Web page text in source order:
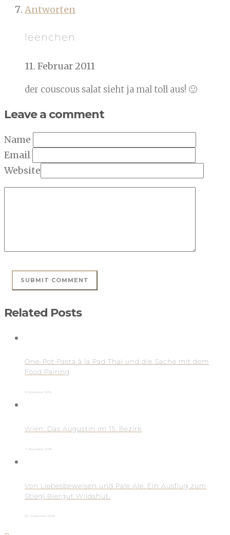
Antworten
leenchen
11. Februar 2011
der couscous salat sieht ja mal toll aus! 🙂
Leave a comment
Name
Email
Website
Related Posts
One-Pot Pasta à la Pad Thai und die Sache mit dem
Food Pairing
8. November 2016
Wien: Das Augustin im 15. Bezirk
7. November 2016
Von Liebesbeweisen und Pale Ale. Ein Ausflug zum
Stiegl Biergut Wildshut.
30. September 2016